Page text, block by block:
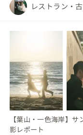
レストラン・
【葉山・一色海岸】
影レポート